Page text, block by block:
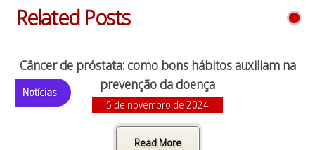
Related Posts
Notícias
Câncer de próstata: como bons hábitos auxiliam na
prevenção da doença
5 de novembro de 2024
Read More